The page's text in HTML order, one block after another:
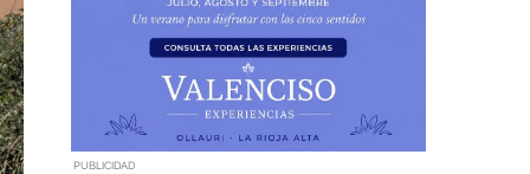
PUBLICIDAD